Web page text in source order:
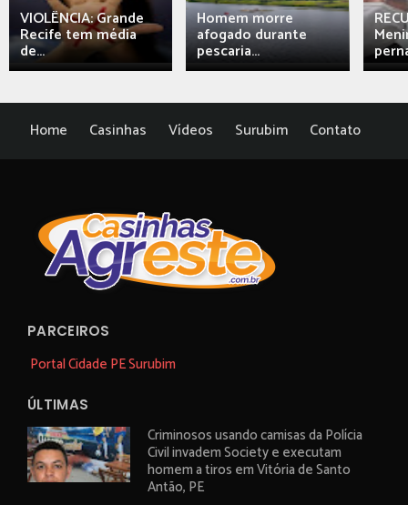
VIOLÊNCIA: Grande
Recife tem média
de...
Homem morre
afogado durante
pescaria...
Home Casinhas Vídeos Surubim Contato
PARCEIROS
Portal Cidade PE Surubim
ÚLTIMAS
Criminosos usando camisas da Polícia
Civil invadem Society e executam
homem a tiros em Vitória de Santo
Antão, PE